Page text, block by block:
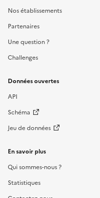
Nos établissements
Partenaires
Une question ?
Challenges
Données ouvertes
API
Schéma
Jeu de données
En savoir plus
Qui sommes-nous ?
Statistiques